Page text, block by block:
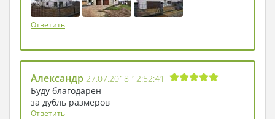
Ответить
Александр 27.07.2018 12:52:41
Буду благодарен
за дубль размеров
Ответить